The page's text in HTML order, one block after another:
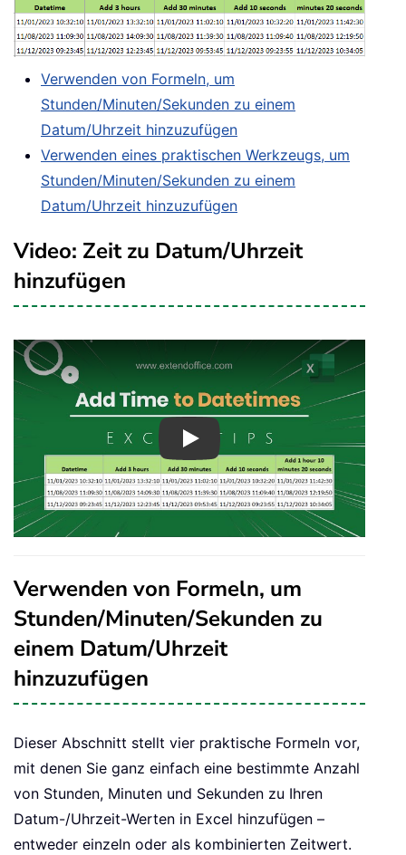
Verwenden von Formeln, um
Stunden/Minuten/Sekunden zu einem
Datum/Uhrzeit hinzuzufügen
Verwenden eines praktischen Werkzeugs, um
Stunden/Minuten/Sekunden zu einem
Datum/Uhrzeit hinzuzufügen
Video: Zeit zu Datum/Uhrzeit
hinzufügen
Play
Verwenden von Formeln, um
Stunden/Minuten/Sekunden zu
einem Datum/Uhrzeit
hinzuzufügen
Dieser Abschnitt stellt vier praktische Formeln vor,
mit denen Sie ganz einfach eine bestimmte Anzahl
von Stunden, Minuten und Sekunden zu Ihren
Datum-/Uhrzeit-Werten in Excel hinzufügen –
entweder einzeln oder als kombinierten Zeitwert.